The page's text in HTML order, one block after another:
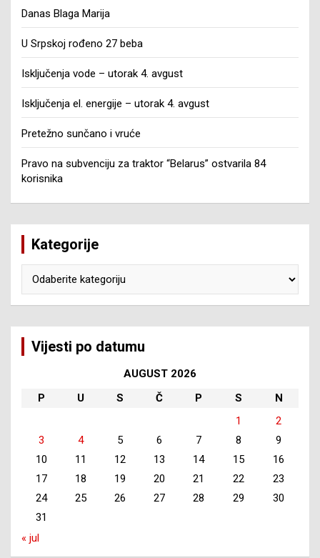
Danas Blaga Marija
U Srpskoj rođeno 27 beba
Isključenja vode – utorak 4. avgust
Isključenja el. energije – utorak 4. avgust
Pretežno sunčano i vruće
Pravo na subvenciju za traktor “Belarus” ostvarila 84
korisnika
Kategorije
Vijesti po datumu
AUGUST 2026
P
U S Č P S
N
1
2
3
4 5 6 7 8
9
10
11 12 13 14 15
16
17
18 19 20 21 22
23
24
25 26 27 28 29
30
31
« jul